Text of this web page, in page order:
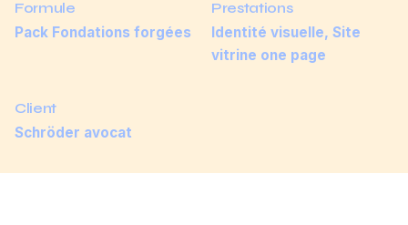
Formule
Pack Fondations forgées
Prestations
Identité visuelle, Site
vitrine one page
Client
Schröder avocat